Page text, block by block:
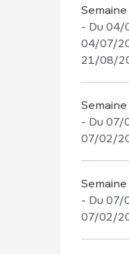
- Du 04/
04/07/
21/08/
- Du 07/
07/02/
- Du 07/
07/02/